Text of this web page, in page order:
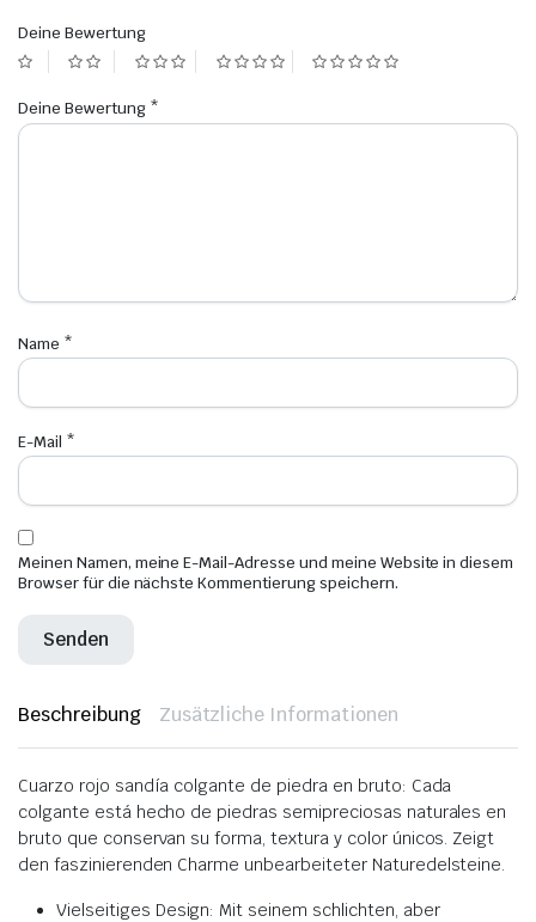
Deine Bewertung
Deine Bewertung *
Name *
E-Mail *
Meinen Namen, meine E-Mail-Adresse und meine Website in diesem
Browser für die nächste Kommentierung speichern.
Beschreibung Zusätzliche Informationen
Cuarzo rojo sandía colgante de piedra en bruto: Cada
colgante está hecho de piedras semipreciosas naturales en
bruto que conservan su forma, textura y color únicos. Zeigt
den faszinierenden Charme unbearbeiteter Naturedelsteine.
Vielseitiges Design: Mit seinem schlichten, aber